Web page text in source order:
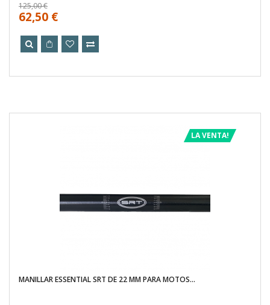
125,00 €
62,50 €
LA VENTA!
MANILLAR ESSENTIAL SRT DE 22 MM PARA MOTOS...